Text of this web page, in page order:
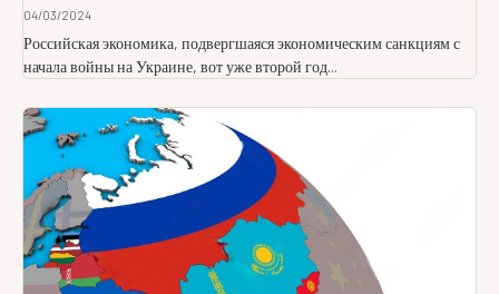
04/03/2024
Российская экономика, подвергшаяся экономическим санкциям с
начала войны на Украине, вот уже второй год...